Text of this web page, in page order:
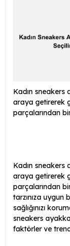
Kadın sneakers
araya getirerek
parçalarından
Kadın sneakers
araya getirerek
parçalarından
tarzınıza
sağlığınızı
sneakers
faktörler ve